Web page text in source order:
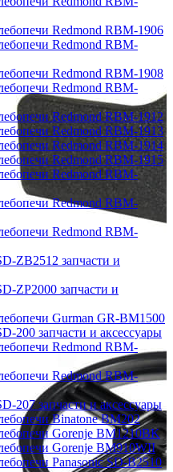
Redmond RBM-1906
Redmond RBM-
Redmond RBM-1908
Redmond RBM-
Redmond RBM-1912
Redmond RBM-1913
Redmond RBM-1914
Redmond RBM-1915
Redmond RBM-
Redmond RBM-
Redmond RBM-
ZB2512 запчасти и
ZP2000 запчасти и
Gurman GR-BM1500
200 запчасти и аксессуары
Redmond RBM-
Redmond RBM-
207 запчасти и аксессуары
Binatone BM202
Gorenje BM1210BK
Gorenje BM910WII
Panasonic SD-B2510